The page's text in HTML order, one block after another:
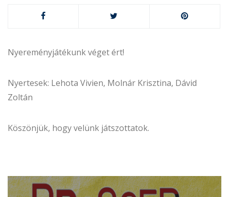
Nyereményjátékunk véget ért!
Nyertesek: Lehota Vivien, Molnár Krisztina, Dávid
Zoltán
Köszönjük, hogy velünk játszottatok.